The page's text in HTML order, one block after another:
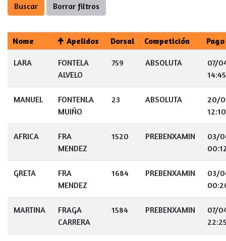
Nome Apelidos Dorsal Competición Pago
LARA
FONTELA
ALVELO
759 ABSOLUTA
07/
14:45
MANUEL
FONTENLA
MUIÑO
23 ABSOLUTA
20/
12:10
AFRICA
FRA
MENDEZ
1520 PREBENXAMIN
03/
GRETA
FRA
MENDEZ
1684 PREBENXAMIN
03/
MARTINA
FRAGA
CARRERA
1584 PREBENXAMIN
07/